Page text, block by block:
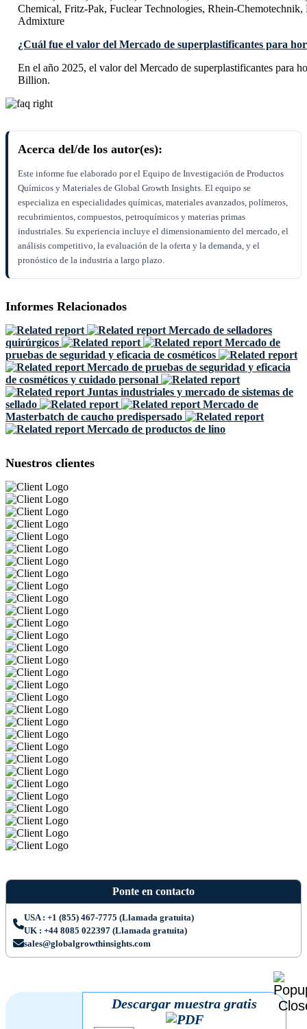
Chemical, Fritz-Pak, Fuclear Technologies, Rhein-
Admixture
¿Cuál fue el valor del Mercado de superplastificantes para
En el año 2025, el valor del Mercado de superplastificantes para
Billion.
Acerca del/de los autor(es):
Este informe fue elaborado por el Equipo de Investigación de Productos
Químicos y Materiales de Global Growth Insights. El equipo se
especializa en especialidades químicas, materiales avanzados, polímeros,
recubrimientos, compuestos, petroquímicos y materias primas
industriales. Su experiencia incluye el dimensionamiento del mercado, el
análisis competitivo, la evaluación de la oferta y la demanda, y el
pronóstico de la industria a largo plazo.
Informes Relacionados
Mercado de selladores
quirúrgicos
Mercado de
pruebas de seguridad y eficacia de cosméticos
Mercado de pruebas de seguridad y eficacia
de cosméticos y cuidado personal
Juntas industriales y mercado de sistemas de
sellado
Mercado de
Masterbatch de caucho predispersado
Mercado de productos de lino
Nuestros clientes
Ponte en contacto
USA : +1 (855) 467-7775 (Llamada gratuita)
UK : +44 8085 022397 (Llamada gratuita)
sales@globalgrowthinsights.com
Descargar muestra gratis